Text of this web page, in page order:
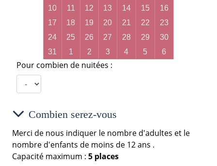
10
11 12 13 14 15
16
17
18 19 20 21 22
23
24
25 26 27 28 29
30
31
1 2 3 4 5 6
Pour combien de nuitées :
Combien serez-vous
Merci de nous indiquer le nombre d'adultes et le
nombre d'enfants de moins de 12 ans .
Capacité maximum : 5 places